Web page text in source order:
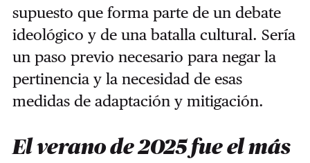
supuesto que forma parte de un debate
ideológico y de una batalla cultural. Sería
un paso previo necesario para negar la
pertinencia y la necesidad de esas
medidas de adaptación y mitigación.
El verano de 2025 fue el más